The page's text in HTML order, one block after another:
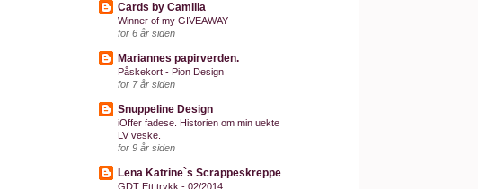
Cards by Camilla
Winner of my GIVEAWAY
for 6 år siden
Mariannes papirverden.
Påskekort - Pion Design
for 7 år siden
Snuppeline Design
iOffer fadese. Historien om min uekte
LV veske.
for 9 år siden
Lena Katrine`s Scrappeskreppe
GDT Ett trykk - 02/2014